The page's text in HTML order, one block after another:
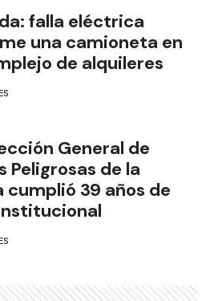
falla eléctrica
una camioneta en
de alquileres
General de
Peligrosas de la
cumplió 39 años de